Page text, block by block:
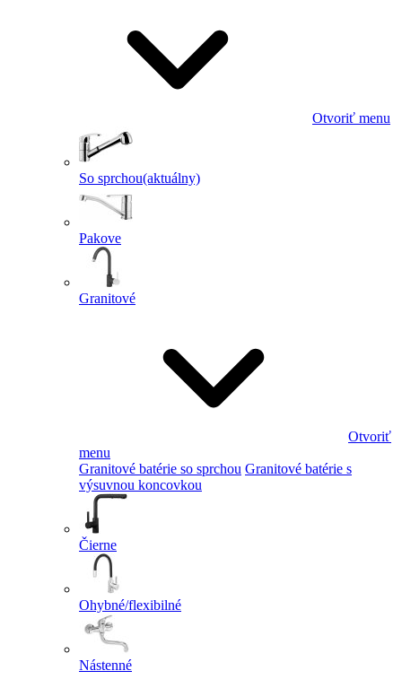
Otvoriť menu
So sprchou(aktuálny)
Pakove
Granitové
Otvoriť
menu
Granitové batérie so sprchou Granitové batérie s
výsuvnou koncovkou
Čierne
Ohybné/flexibilné
Nástenné